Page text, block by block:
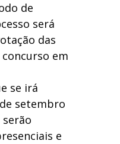
de
será
das
em
se irá
setembro
serão
e